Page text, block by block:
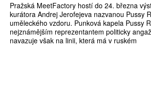
Pražská MeetFactory hostí do 24. března
kurátora Andrej Jerofejeva nazvanou Pussy
uměleckého vzdoru. Punková kapela Pussy
nejznámějším reprezentantem politicky
navazuje však na linii, která má v ruském